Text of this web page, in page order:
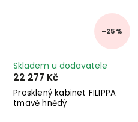
–25 %
Prosklený kabinet FILIPPA
tmavě hnědý
Skladem u dodavatele
22 277 Kč